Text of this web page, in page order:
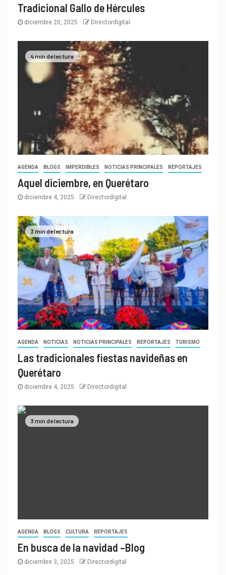
Tradicional Gallo de Hércules
diciembre 20, 2025 Directordigital
4 min de lectura
AGENDA BLOGS IMPERDIBLES NOTICIAS PRINCIPALES REPORTAJES
Aquel diciembre, en Querétaro
diciembre 4, 2025 Directordigital
3 min de lectura
AGENDA NOTICIAS NOTICIAS PRINCIPALES REPORTAJES TURISMO
Las tradicionales fiestas navideñas en
Querétaro
diciembre 4, 2025 Directordigital
3 min de lectura
AGENDA BLOGS CULTURA REPORTAJES
En busca de la navidad –Blog
diciembre 3, 2025 Directordigital